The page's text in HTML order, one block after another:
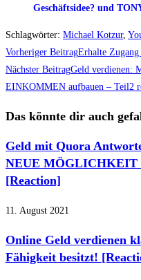
Geschäftsidee? und
Schlagwörter: Michael Kotzur,
Weitere
Artikel
ansehen
Vorheriger BeitragErhalte
Nächster BeitragGeld verdienen:
EINKOMMEN aufbauen – Teil2
Das könnte dir auch
Geld mit Quora
NEUE MÖGLICHKEIT
[Reaction]
11. August 2021
Online Geld verdienen
Fähigkeit besitzt!